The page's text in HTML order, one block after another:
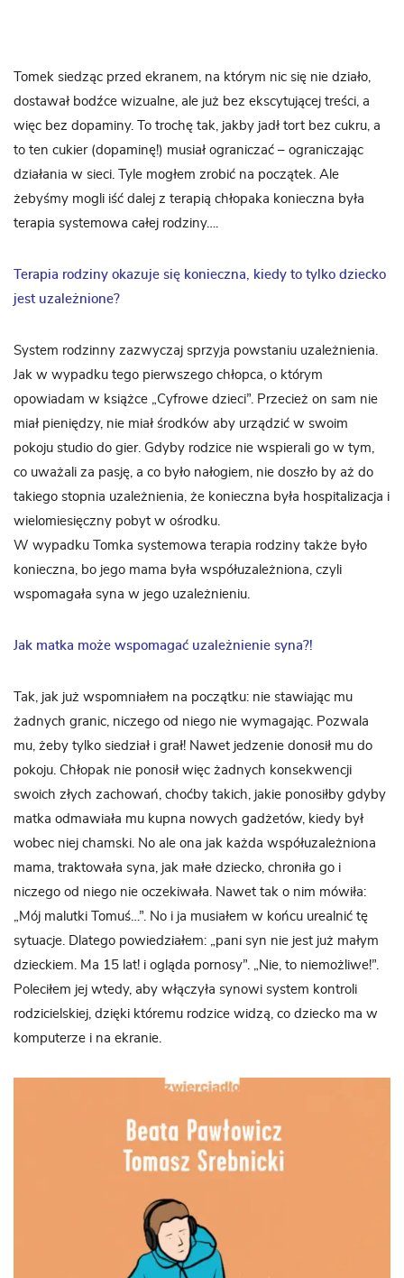
Tomek siedząc przed ekranem, na którym nic się nie działo,
dostawał bodźce wizualne, ale już bez ekscytującej treści, a
więc bez dopaminy. To trochę tak, jakby jadł tort bez cukru, a
to ten cukier (dopaminę!) musiał ograniczać – ograniczając
działania w sieci. Tyle mogłem zrobić na początek. Ale
żebyśmy mogli iść dalej z terapią chłopaka konieczna była
terapia systemowa całej rodziny….
Terapia rodziny okazuje się konieczna, kiedy to tylko dziecko
jest uzależnione?
System rodzinny zazwyczaj sprzyja powstaniu uzależnienia.
Jak w wypadku tego pierwszego chłopca, o którym
opowiadam w książce „Cyfrowe dzieci”. Przecież on sam nie
miał pieniędzy, nie miał środków aby urządzić w swoim
pokoju studio do gier. Gdyby rodzice nie wspierali go w tym,
co uważali za pasję, a co było nałogiem, nie doszło by aż do
takiego stopnia uzależnienia, że konieczna była hospitalizacja i
wielomiesięczny pobyt w ośrodku.
W wypadku Tomka systemowa terapia rodziny także było
konieczna, bo jego mama była współuzależniona, czyli
wspomagała syna w jego uzależnieniu.
Jak matka może wspomagać uzależnienie syna?!
Tak, jak już wspomniałem na początku: nie stawiając mu
żadnych granic, niczego od niego nie wymagając. Pozwala
mu, żeby tylko siedział i grał! Nawet jedzenie donosił mu do
pokoju. Chłopak nie ponosił więc żadnych konsekwencji
swoich złych zachowań, choćby takich, jakie ponosiłby gdyby
matka odmawiała mu kupna nowych gadżetów, kiedy był
wobec niej chamski. No ale ona jak każda współuzależniona
mama, traktowała syna, jak małe dziecko, chroniła go i
niczego od niego nie oczekiwała. Nawet tak o nim mówiła:
„Mój malutki Tomuś…”. No i ja musiałem w końcu urealnić tę
sytuacje. Dlatego powiedziałem: „pani syn nie jest już małym
dzieckiem. Ma 15 lat! i ogląda pornosy”. „Nie, to niemożliwe!”.
Poleciłem jej wtedy, aby włączyła synowi system kontroli
rodzicielskiej, dzięki któremu rodzice widzą, co dziecko ma w
komputerze i na ekranie.